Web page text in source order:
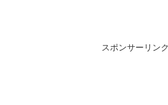
スポンサーリンク